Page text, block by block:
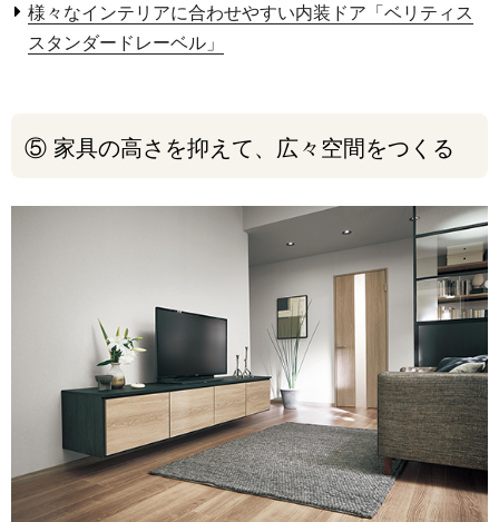
様々なインテリアに合わせやすい内装ドア「ベリティス
スタンダードレーベル」
⑤ 家具の高さを抑えて、広々空間をつくる